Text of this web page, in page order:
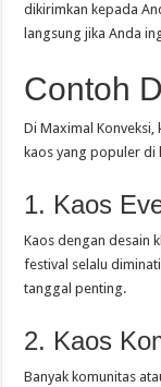
dikirimkan kepada
langsung jika Anda
Contoh
Di Maximal
kaos yang populer di
1. Kaos
Kaos dengan desain
festival selalu
tanggal penting.
2. Kaos
Banyak komunitas